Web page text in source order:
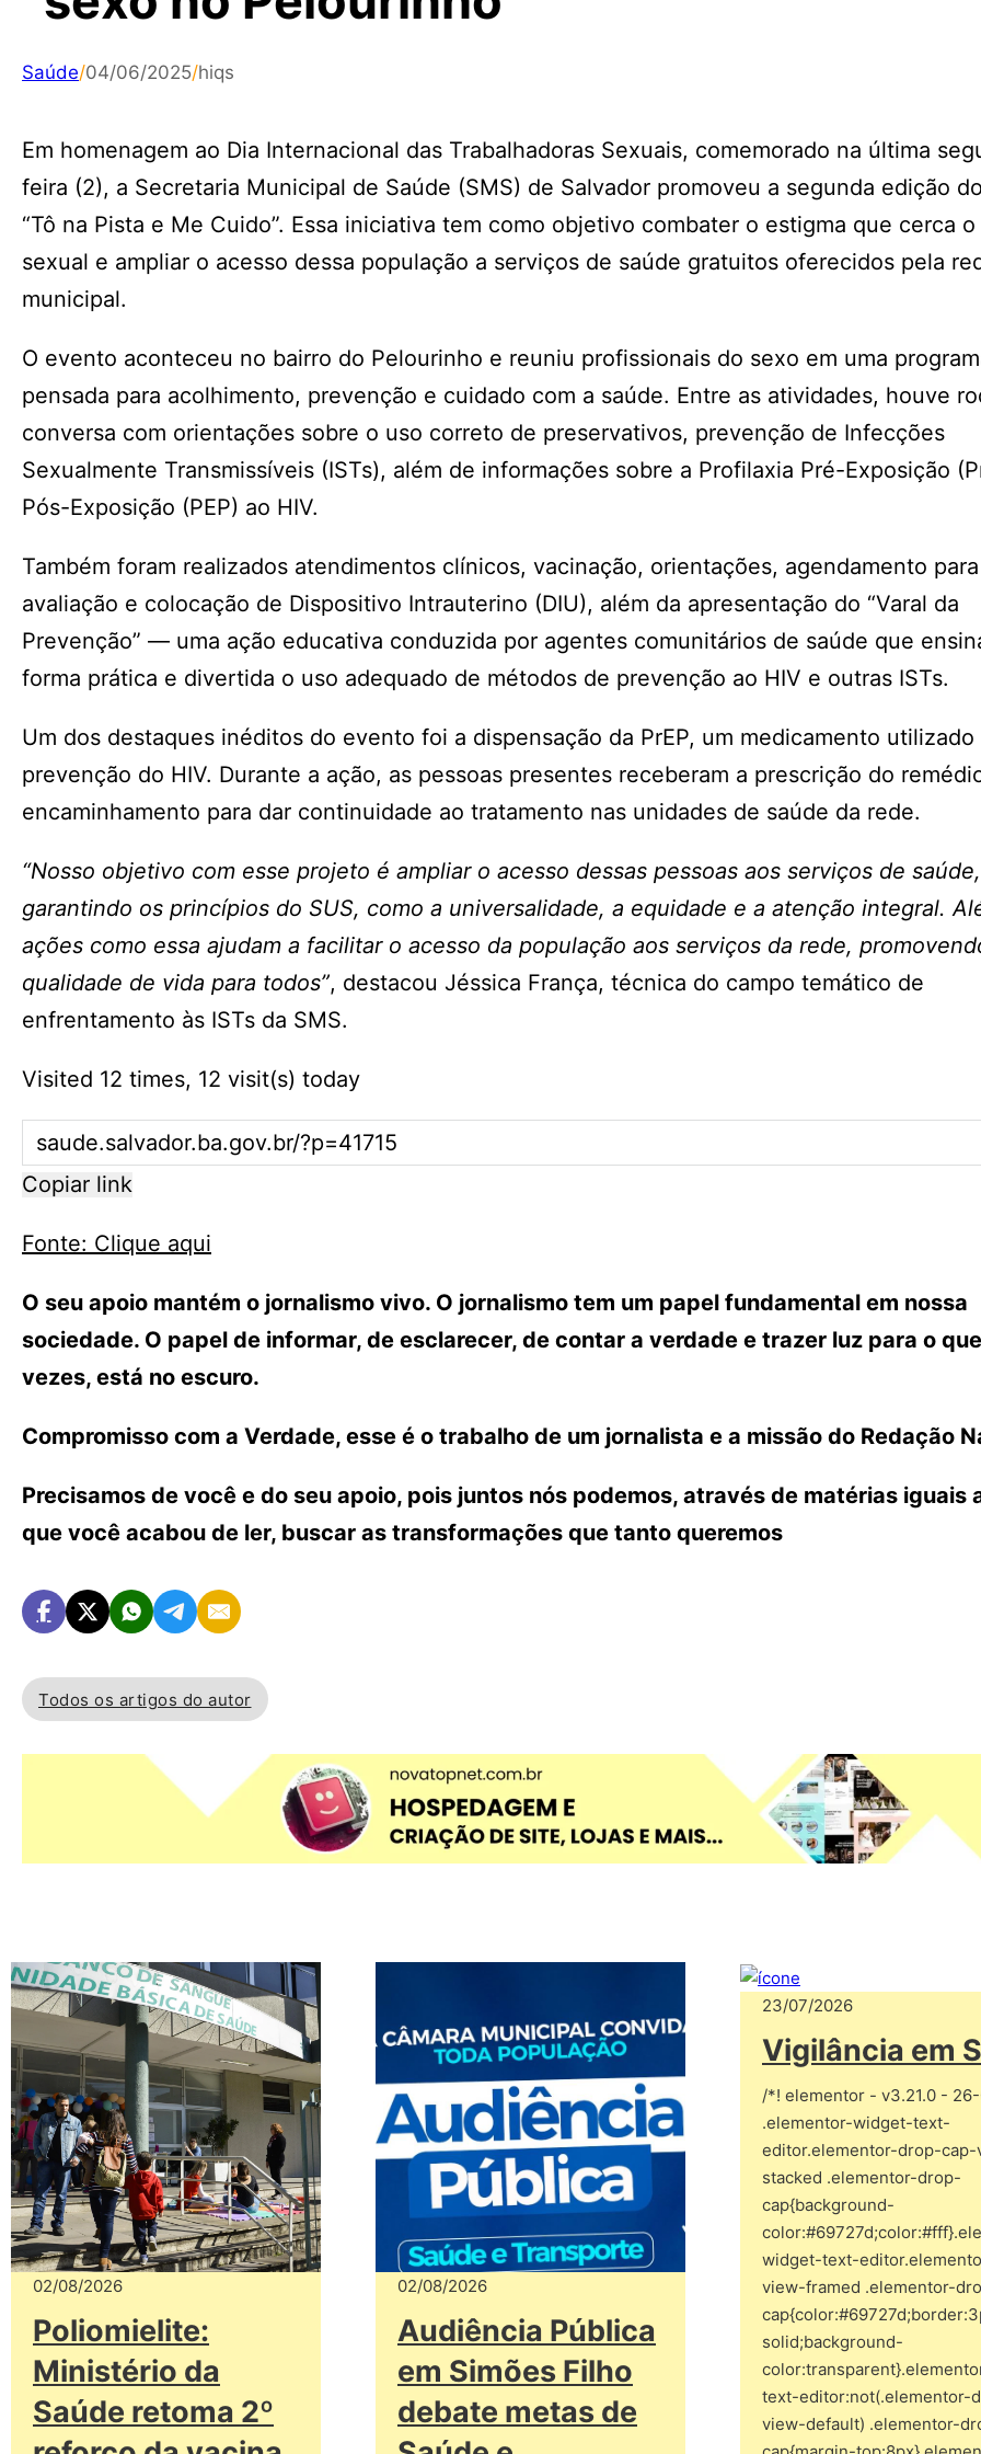
Saúde/04/06/2025/hiqs
Em homenagem ao Dia Internacional das Trabalhadoras Sexuais, comemorado na última
feira (2), a Secretaria Municipal de Saúde (SMS) de Salvador promoveu a segunda edição
“Tô na Pista e Me Cuido”. Essa iniciativa tem como objetivo combater o estigma que cerca
sexual e ampliar o acesso dessa população a serviços de saúde gratuitos oferecidos pela
municipal.
O evento aconteceu no bairro do Pelourinho e reuniu profissionais do sexo em uma
pensada para acolhimento, prevenção e cuidado com a saúde. Entre as atividades, houve
conversa com orientações sobre o uso correto de preservativos, prevenção de Infecções
Sexualmente Transmissíveis (ISTs), além de informações sobre a Profilaxia Pré-Exposição
Pós-Exposição (PEP) ao HIV.
Também foram realizados atendimentos clínicos, vacinação, orientações, agendamento para
avaliação e colocação de Dispositivo Intrauterino (DIU), além da apresentação do “Varal da
Prevenção” — uma ação educativa conduzida por agentes comunitários de saúde que
forma prática e divertida o uso adequado de métodos de prevenção ao HIV e outras ISTs.
Um dos destaques inéditos do evento foi a dispensação da PrEP, um medicamento utilizado
prevenção do HIV. Durante a ação, as pessoas presentes receberam a prescrição do
encaminhamento para dar continuidade ao tratamento nas unidades de saúde da rede.
“Nosso objetivo com esse projeto é ampliar o acesso dessas pessoas aos serviços de saúde,
garantindo os princípios do SUS, como a universalidade, a equidade e a atenção integral.
ações como essa ajudam a facilitar o acesso da população aos serviços da rede,
qualidade de vida para todos”, destacou Jéssica França, técnica do campo temático de
enfrentamento às ISTs da SMS.
Visited 12 times, 12 visit(s) today
Copiar link
Fonte: Clique aqui
O seu apoio mantém o jornalismo vivo. O jornalismo tem um papel fundamental em nossa
sociedade. O papel de informar, de esclarecer, de contar a verdade e trazer luz para o
vezes, está no escuro.
Compromisso com a Verdade, esse é o trabalho de um jornalista e a missão do Redação
Precisamos de você e do seu apoio, pois juntos nós podemos, através de matérias iguais
que você acabou de ler, buscar as transformações que tanto queremos
Todos os artigos do autor
02/08/2026
Poliomielite:
Ministério da
Saúde retoma 2º
02/08/2026
Audiência Pública
em Simões Filho
debate metas de
23/07/2026
Vigilância em
/*! elementor - v3.21.0 -
.elementor-widget-text-
editor.elementor-drop-
stacked .elementor-drop-
cap{background-
widget-text-
view-framed .elementor-
solid;background-
text-editor:not(.elementor-
view-default) .elementor-